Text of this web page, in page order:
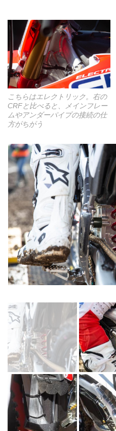
こちらはエレクトリック。右の
CRFと比べると、メインフレー
ムやアンダーパイプの接続の仕
方がちがう